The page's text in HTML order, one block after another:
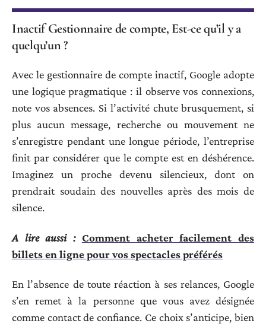
Inactif Gestionnaire de compte, Est-ce qu’il y a
quelqu’un ?
Avec le gestionnaire de compte inactif, Google adopte
une logique pragmatique : il observe vos connexions,
note vos absences. Si l’activité chute brusquement, si
plus aucun message, recherche ou mouvement ne
s’enregistre pendant une longue période, l’entreprise
finit par considérer que le compte est en déshérence.
Imaginez un proche devenu silencieux, dont on
prendrait soudain des nouvelles après des mois de
silence.
A lire aussi : Comment acheter facilement des
billets en ligne pour vos spectacles préférés
En l’absence de toute réaction à ses relances, Google
s’en remet à la personne que vous avez désignée
comme contact de confiance. Ce choix s’anticipe, bien